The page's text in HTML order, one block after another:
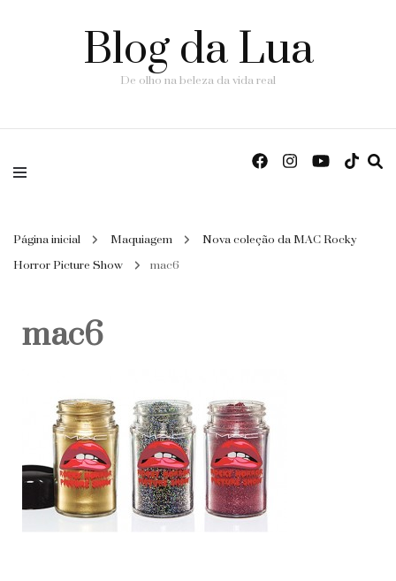
Blog da Lua
De olho na beleza da vida real
Página inicial Maquiagem
Nova coleção da MAC Rocky
Horror Picture Show
mac6
mac6